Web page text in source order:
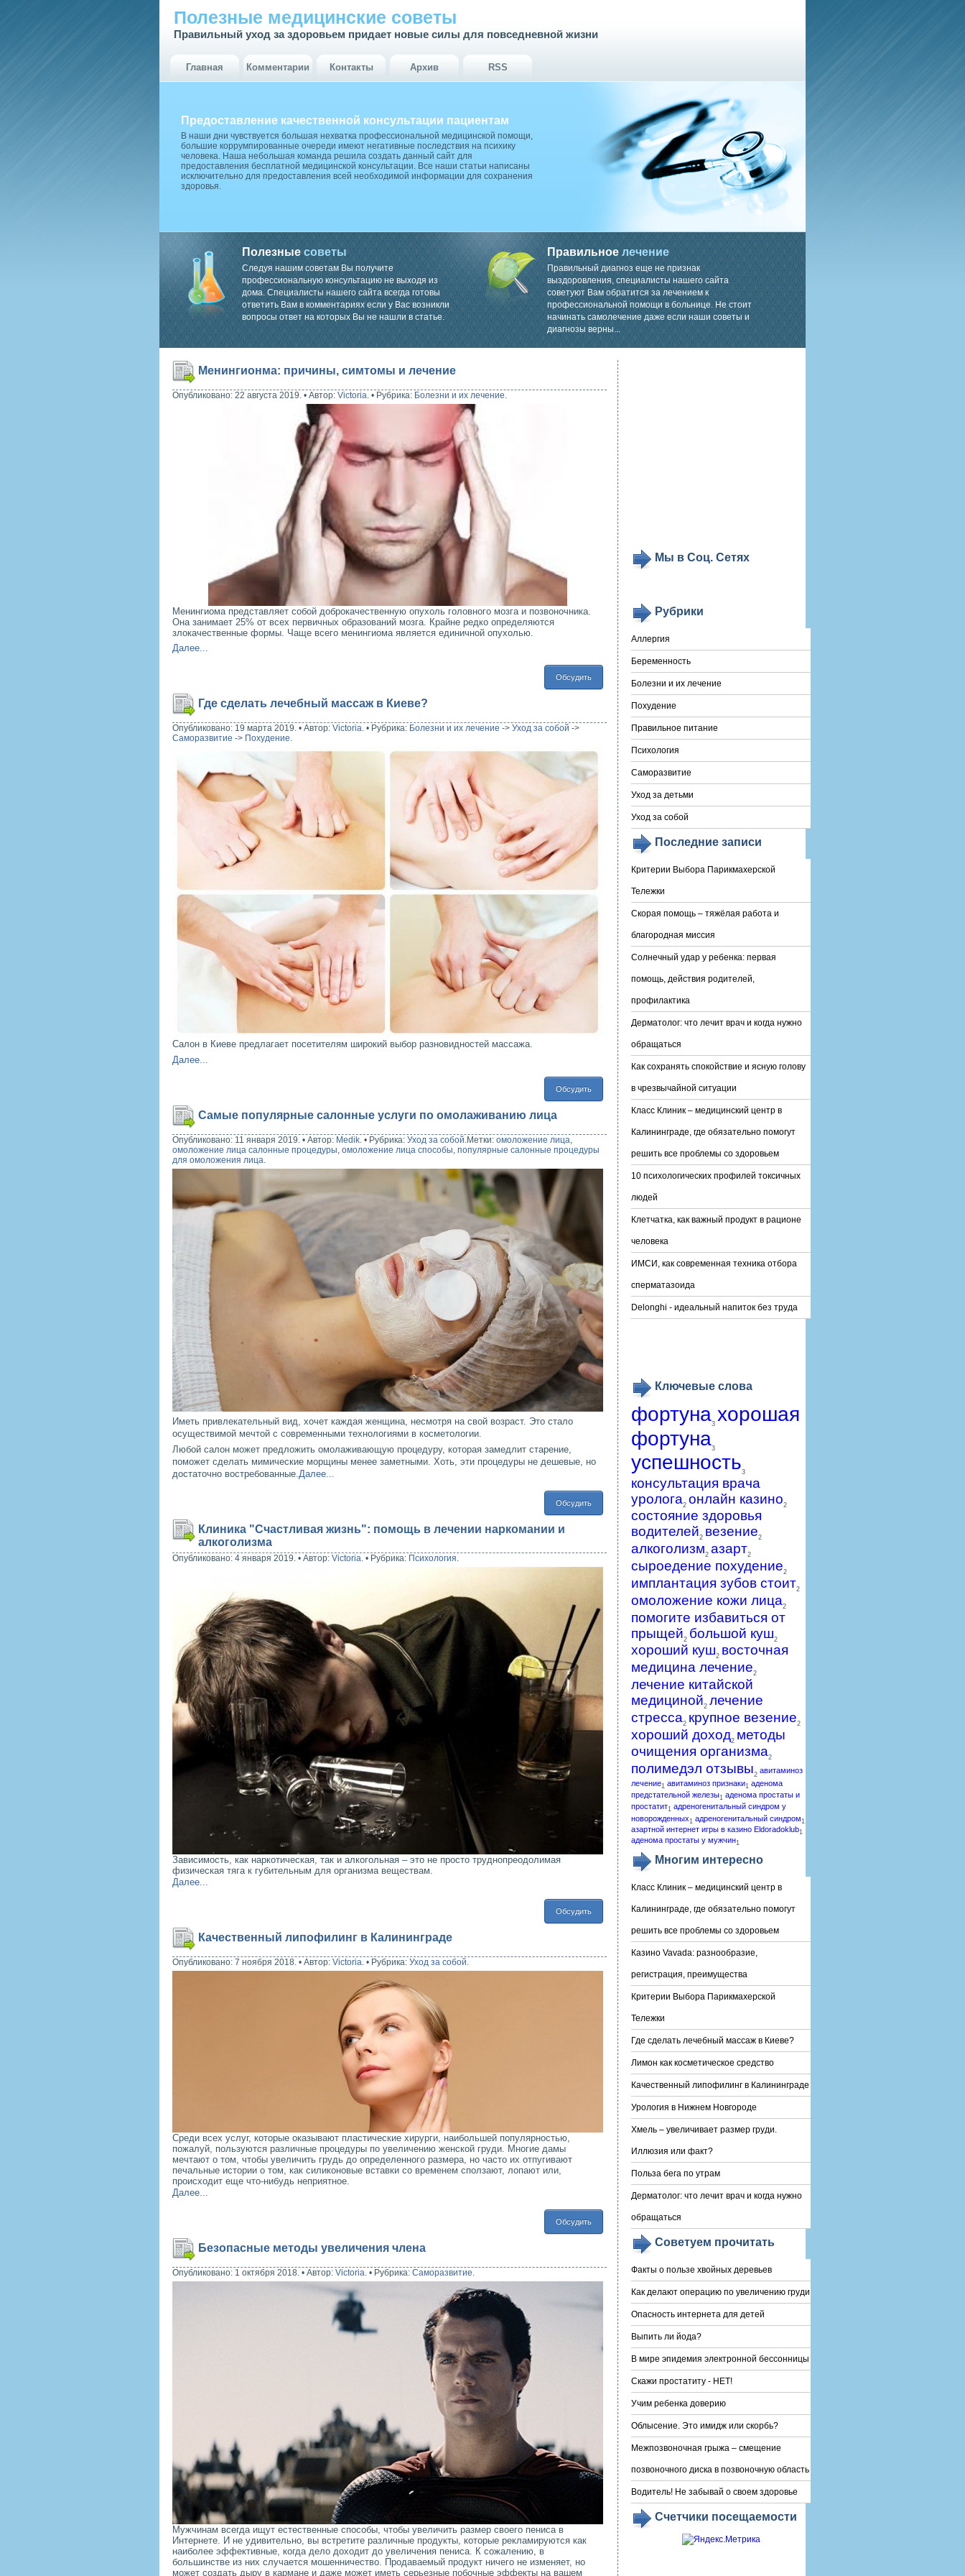
Полезные медицинские советы
Правильный уход за здоровьем придает новые силы для повседневной жизни
Главная Комментарии Контакты Архив RSS
Предоставление качественной консультации пациентам
В наши дни чувствуется большая нехватка профессиональной медицинской помощи,
большие коррумпированные очереди имеют негативные последствия на психику
человека. Наша небольшая команда решила создать данный сайт для
предоставления бесплатной медицинской консультации. Все наши статьи написаны
исключительно для предоставления всей необходимой информации для сохранения
здоровья.
Полезныесоветы
Следуя нашим советам Вы получите
профессиональную консультацию не выходя из
дома. Специалисты нашего сайта всегда готовы
ответить Вам в комментариях если у Вас возникли
вопросы ответ на которых Вы не нашли в статье.
Правильное лечение
Правильный диагноз еще не признак
выздоровления, специалисты нашего сайта
советуют Вам обратится за лечением к
профессиональной помощи в больнице. Не стоит
начинать самолечение даже если наши советы и
диагнозы верны...
Менингионма: причины, симтомы и лечение
Опубликовано: 22 августа 2019. • Автор: Victoria. • Рубрика: Болезни и их лечение.
Менингиома представляет собой доброкачественную опухоль головного мозга и позвоночника.
Она занимает 25% от всех первичных образований мозга. Крайне редко определяются
злокачественные формы. Чаще всего менингиома является единичной опухолью.
Далее...
Обсудить
Где сделать лечебный массаж в Киеве?
Опубликовано: 19 марта 2019. • Автор: Victoria. • Рубрика: Болезни и их лечение -> Уход за собой ->
Саморазвитие -> Похудение.
Салон в Киеве предлагает посетителям широкий выбор разновидностей массажа.
Далее...
Обсудить
Самые популярные салонные услуги по омолаживанию лица
Опубликовано: 11 января 2019. • Автор: Medik. • Рубрика: Уход за собой.Метки: омоложение лица,
омоложение лица салонные процедуры, омоложение лица способы, популярные салонные процедуры
для омоложения лица.
Иметь привлекательный вид, хочет каждая женщина, несмотря на свой возраст. Это стало
осуществимой мечтой с современными технологиями в косметологии.
Любой салон может предложить омолаживающую процедуру, которая замедлит старение,
поможет сделать мимические морщины менее заметными. Хоть, эти процедуры не дешевые, но
достаточно востребованные. Далее...
Обсудить
Клиника "Счастливая жизнь": помощь в лечении наркомании и
алкоголизма
Опубликовано: 4 января 2019. • Автор: Victoria. • Рубрика: Психология.
Зависимость, как наркотическая, так и алкогольная – это не просто труднопреодолимая
физическая тяга к губительным для организма веществам.
Далее...
Обсудить
Качественный липофилинг в Калининграде
Опубликовано: 7 ноября 2018. • Автор: Victoria. • Рубрика: Уход за собой.
Среди всех услуг, которые оказывают пластические хирурги, наибольшей популярностью,
пожалуй, пользуются различные процедуры по увеличению женской груди. Многие дамы
мечтают о том, чтобы увеличить грудь до определенного размера, но часто их отпугивают
печальные истории о том, как силиконовые вставки со временем сползают, лопают или,
происходит еще что-нибудь неприятное.
Далее...
Обсудить
Безопасные методы увеличения члена
Опубликовано: 1 октября 2018. • Автор: Victoria. • Рубрика: Саморазвитие.
Мужчинам всегда ищут естественные способы, чтобы увеличить размер своего пениса в
Интернете. И не удивительно, вы встретите различные продукты, которые рекламируются как
наиболее эффективные, когда дело доходит до увеличения пениса. К сожалению, в
большинстве из них случается мошенничество. Продаваемый продукт ничего не изменяет, но
может создать дыру в кармане и даже может иметь серьезные побочные эффекты на вашем
Мы в Соц. Сетях
Рубрики
Аллергия
Беременность
Болезни и их лечение
Похудение
Правильное питание
Психология
Саморазвитие
Уход за детьми
Уход за собой
Последние записи
Критерии Выбора Парикмахерской
Тележки
Скорая помощь – тяжёлая работа и
благородная миссия
Солнечный удар у ребенка: первая
помощь, действия родителей,
профилактика
Дерматолог: что лечит врач и когда нужно
обращаться
Как сохранять спокойствие и ясную голову
в чрезвычайной ситуации
Класс Клиник – медицинский центр в
Калининграде, где обязательно помогут
решить все проблемы со здоровьем
10 психологических профилей токсичных
людей
Клетчатка, как важный продукт в рационе
человека
ИМСИ, как современная техника отбора
сперматазоида
Delonghi - идеальный напиток без труда
Ключевые слова
фортуна3 хорошая
фортуна3
успешность3
консультация врача
уролога2 онлайн казино2
состояние здоровья
водителей2 везение2
алкоголизм2 азарт2
сыроедение похудение2
имплантация зубов стоит2
омоложение кожи лица2
помогите избавиться от
прыщей2 большой куш2
хороший куш2 восточная
медицина лечение2
лечение китайской
медициной2 лечение
стресса2 крупное везение2
хороший доход2 методы
очищения организма2
полимедэл отзывы2 авитаминоз
лечение1 авитаминоз признаки1 аденома
предстательной железы1 аденома простаты и
простатит1 адреногенитальный синдром у
новорожденных 1 адреногенитальный синдром 1
азартной интернет игры в казино Eldoradoklub1
аденома простаты у мужчин1
Многим интересно
Класс Клиник – медицинский центр в
Калининграде, где обязательно помогут
решить все проблемы со здоровьем
Казино Vavada: разнообразие,
регистрация, преимущества
Критерии Выбора Парикмахерской
Тележки
Где сделать лечебный массаж в Киеве?
Лимон как косметическое средство
Качественный липофилинг в Калининграде
Урология в Нижнем Новгороде
Хмель – увеличивает размер груди.
Иллюзия или факт?
Польза бега по утрам
Дерматолог: что лечит врач и когда нужно
обращаться
Советуем прочитать
Факты о пользе хвойных деревьев
Как делают операцию по увеличению груди
Опасность интернета для детей
Выпить ли йода?
В мире эпидемия электронной бессонницы
Скажи простатиту - НЕТ!
Учим ребенка доверию
Облысение. Это имидж или скорбь?
Межпозвоночная грыжа – смещение
позвоночного диска в позвоночную область
Водитель! Не забывай о своем здоровье
Счетчики посещаемости